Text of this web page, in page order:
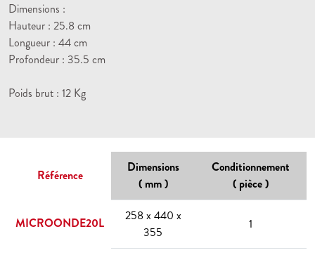
Dimensions :
Hauteur : 25.8 cm
Longueur : 44 cm
Profondeur : 35.5 cm
Poids brut : 12 Kg
Référence
Dimensions
( mm )
Conditionnement
( pièce )
MICROONDE20L
258 x 440 x
355
1